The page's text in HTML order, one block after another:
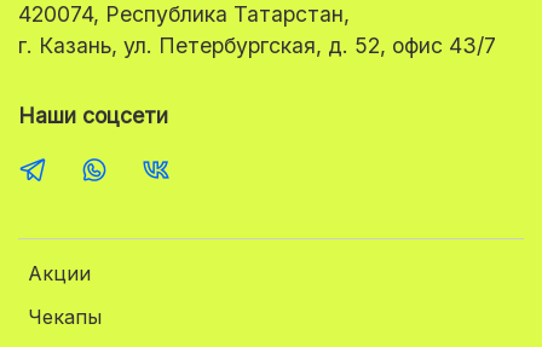
Акции
Чекапы
420074, Республика Татарстан,
г. Казань, ул. Петербургская, д. 52, офис 43/7
Наши соцсети